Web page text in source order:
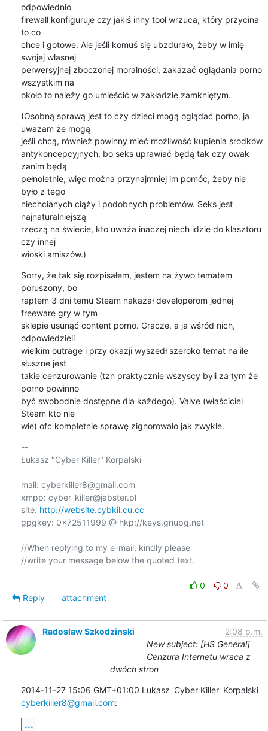
odpowiednio
firewall konfiguruje czy jakiś inny tool wrzuca, który przycina
to co
chce i gotowe. Ale jeśli komuś się ubzdurało, żeby w imię
swojej własnej
perwersyjnej zboczonej moralności, zakazać oglądania porno
wszystkim na
około to należy go umieścić w zakładzie zamkniętym.
(Osobną sprawą jest to czy dzieci mogą oglądać porno, ja
uważam że mogą
jeśli chcą, również powinny mieć możliwość kupienia środków
antykoncepcyjnych, bo seks uprawiać będą tak czy owak
zanim będą
pełnoletnie, więc można przynajmniej im pomóc, żeby nie
było z tego
niechcianych ciąży i podobnych problemów. Seks jest
najnaturalniejszą
rzeczą na świecie, kto uważa inaczej niech idzie do klasztoru
czy innej
wioski amiszów.)
Sorry, że tak się rozpisałem, jestem na żywo tematem
poruszony, bo
raptem 3 dni temu Steam nakazał developerom jednej
freeware gry w tym
sklepie usunąć content porno. Gracze, a ja wśród nich,
odpowiedzieli
wielkim outrage i przy okazji wyszedł szeroko temat na ile
słuszne jest
takie cenzurowanie (tzn praktycznie wszyscy byli za tym że
porno powinno
być swobodnie dostępne dla każdego). Valve (właściciel
Steam kto nie
wie) ofc kompletnie sprawę zignorowało jak zwykle.
--
Łukasz "Cyber Killer" Korpalski
mail: cyberkiller8@gmail.com
xmpp: cyber_killer@jabster.pl
site: http://website.cybkil.cu.cc
gpgkey: 0x72511999 @ hkp://keys.gnupg.net
//When replying to my e-mail, kindly please
//write your message below the quoted text.
0
0
Reply
attachment
Radoslaw Szkodzinski
2:08 p.m.
New subject: [HS General]
Cenzura Internetu wraca z
dwóch stron
2014-11-27 15:06 GMT+01:00 Łukasz 'Cyber Killer' Korpalski
cyberkiller8@gmail.com:
...